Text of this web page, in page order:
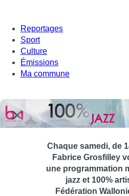
Reportages
Sport
Culture
Émissions
Ma commune
Chaque samedi, de
Fabrice Grosfilley
une programmation
jazz et 100%
Fédération